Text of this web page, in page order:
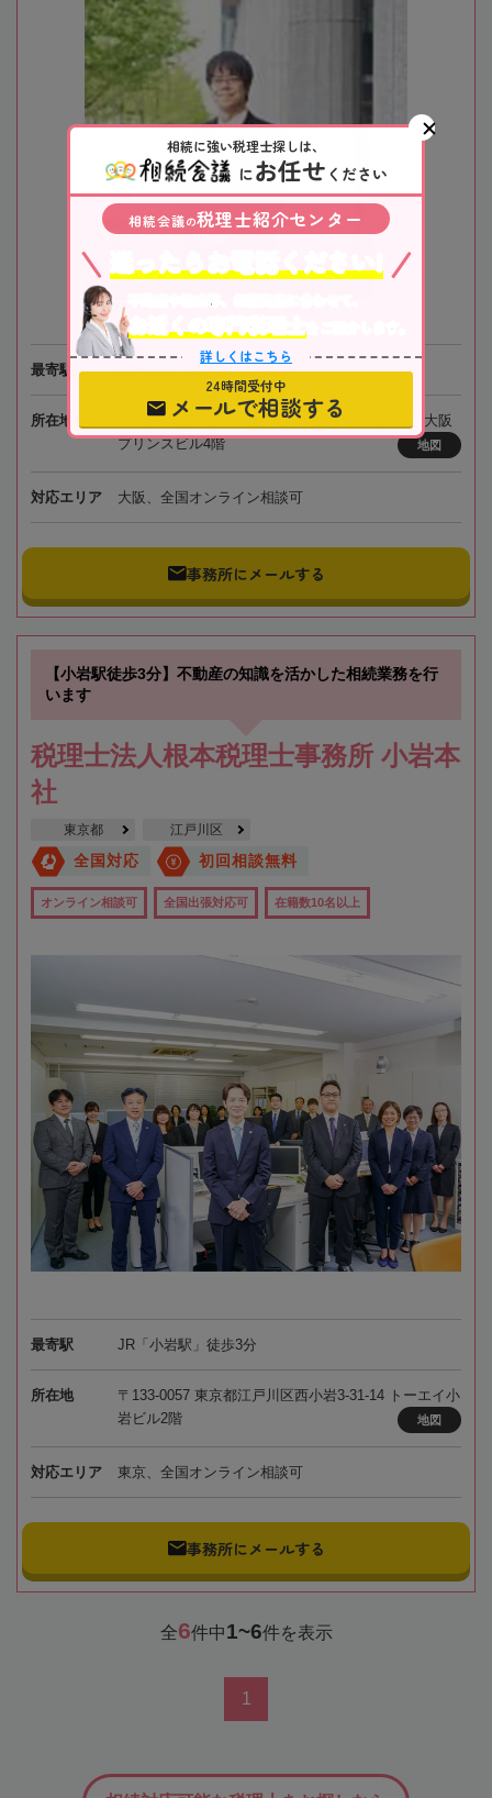
最寄駅 阪急電鉄「南方駅」徒歩1分
所在地
〒532-0011 大阪府大阪市淀川区西中島3-15-7 新大阪
プリンスビル4階
地図
対応エリア 大阪、全国オンライン相談可
事務所にメールする
【小岩駅徒歩3分】不動産の知識を活かした相続業務を行
います
税理士法人根本税理士事務所 小岩本
社
東京都 江戸川区
全国対応 初回相談無料
オンライン相談可 全国出張対応可 在籍数10名以上
最寄駅 JR「小岩駅」徒歩3分
所在地
〒133-0057 東京都江戸川区西小岩3-31-14 トーエイ小
岩ビル2階
地図
対応エリア 東京、全国オンライン相談可
事務所にメールする
全6件中1~6件を表示
1
相続に強い税理士探しは、
にお任せ ください
相続会議の税理士紹介センター
不動産や株式等、相続資産に合わせて、
お近くの専門税理士
をご紹介します。
詳しくはこちら
24時間受付中
メールで相談する